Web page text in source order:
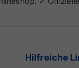
Hilfreiche